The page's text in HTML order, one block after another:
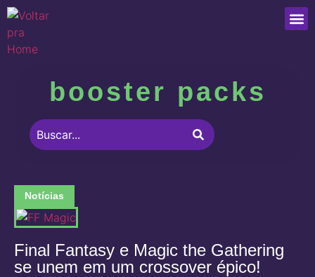
booster packs
Notícias
Final Fantasy e Magic the Gathering
se unem em um crossover épico!